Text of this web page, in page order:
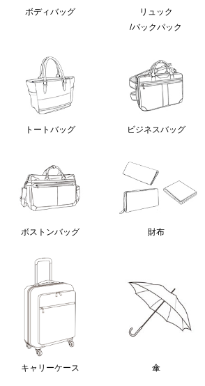
ボディバッグ
リュック
/バックパック
トートバッグ ビジネスバッグ
ボストンバッグ 財布
キャリーケース 傘